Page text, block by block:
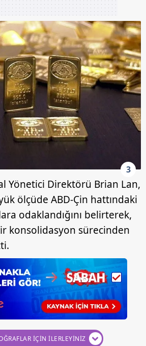
3
Yönetici Direktörü Brian Lan,
ölçüde ABD-Çin hattındaki
odaklandığını belirterek,
konsolidasyon sürecinden
İÇİN İLERLEYİNİZ